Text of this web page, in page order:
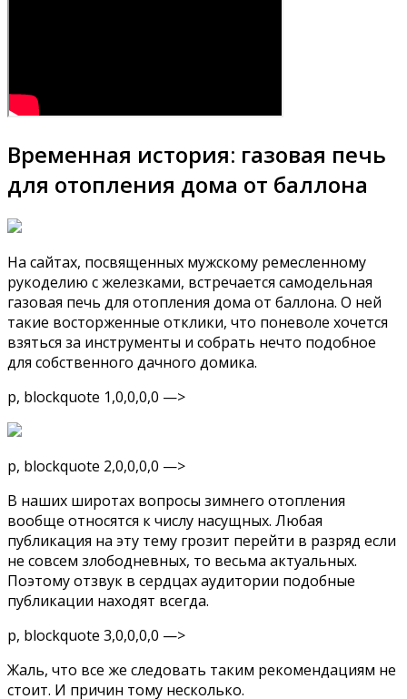
Временная история: газовая печь
для отопления дома от баллона
На сайтах, посвященных мужскому ремесленному
рукоделию с железками, встречается самодельная
газовая печь для отопления дома от баллона. О ней
такие восторженные отклики, что поневоле хочется
взяться за инструменты и собрать нечто подобное
для собственного дачного домика.
p, blockquote 1,0,0,0,0 —>
p, blockquote 2,0,0,0,0 —>
В наших широтах вопросы зимнего отопления
вообще относятся к числу насущных. Любая
публикация на эту тему грозит перейти в разряд если
не совсем злободневных, то весьма актуальных.
Поэтому отзвук в сердцах аудитории подобные
публикации находят всегда.
p, blockquote 3,0,0,0,0 —>
Жаль, что все же следовать таким рекомендациям не
стоит. И причин тому несколько.